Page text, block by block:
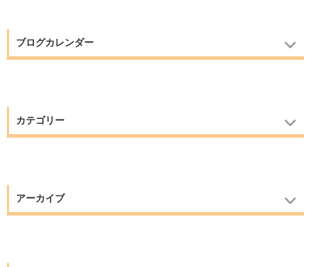
ブログカレンダー
カテゴリー
アーカイブ